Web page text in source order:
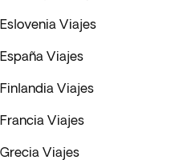
Eslovenia Viajes
España Viajes
Finlandia Viajes
Francia Viajes
Grecia Viajes